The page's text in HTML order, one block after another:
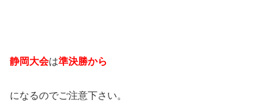
静岡大会は準決勝から
になるのでご注意下さい。